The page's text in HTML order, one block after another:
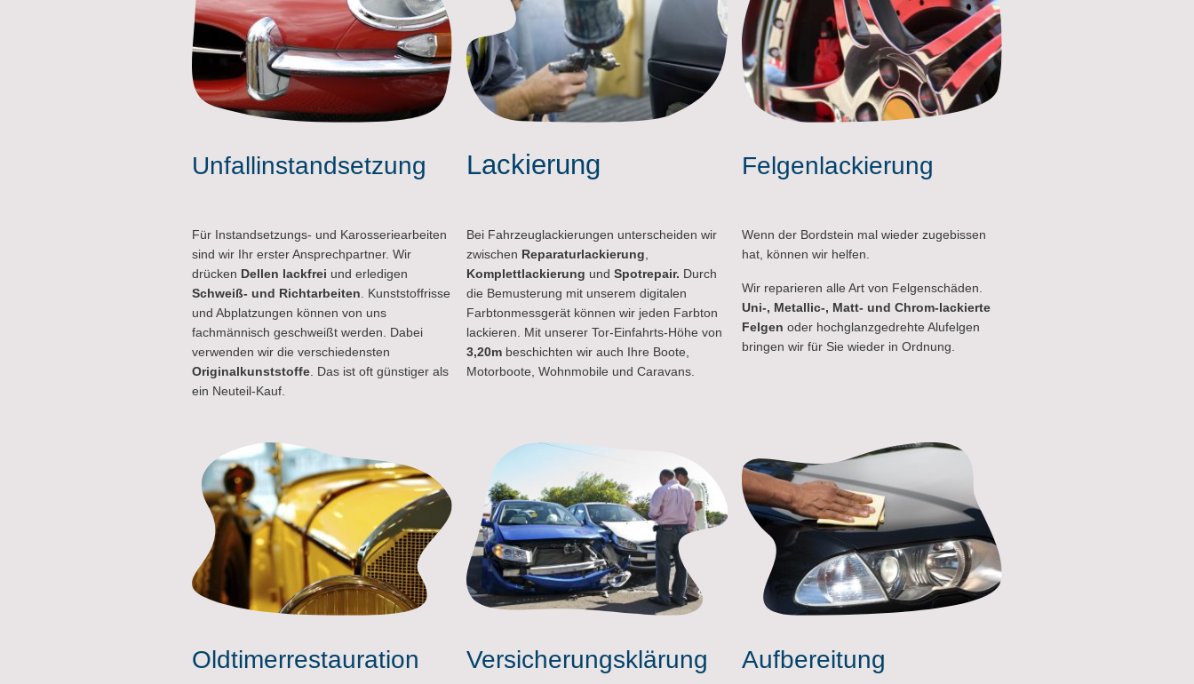
Unfallinstandsetzung
Für Instandsetzungs- und Karosseriearbeiten
sind wir Ihr erster Ansprechpartner. Wir
drücken Dellen lackfrei und erledigen
Schweiß- und Richtarbeiten. Kunststoffrisse
und Abplatzungen können von uns
fachmännisch geschweißt werden. Dabei
verwenden wir die verschiedensten
Originalkunststoffe. Das ist oft günstiger als
ein Neuteil-Kauf.
Lackierung
Bei Fahrzeuglackierungen unterscheiden wir
zwischen Reparaturlackierung
Komplettlackierung undSpotrepair. Durch
die Bemusterung mit unserem digitalen
Farbtonmessgerät können wir jeden Farbton
lackieren. Mit unserer Tor-Einfahrts-Höhe von
3,20m beschichten wir auch Ihre Boote,
Motorboote, Wohnmobile und Caravans.
Felgenlackierung
Wenn der Bordstein mal wieder zugebissen
hat, können wir helfen.
Wir reparieren alle Art von Felgenschäden.
Uni-, Metallic-, Matt- und Chrom-lackierte
Felgen oder hochglanzgedrehte Alufelgen
bringen wir für Sie wieder in Ordnung.
Oldtimerrestauration Versicherungsklärung Aufbereitung